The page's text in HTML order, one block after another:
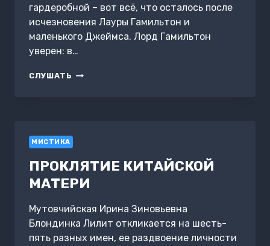
гардеробной – вот всё, что осталось после
исчезновения Лауры Гамильтон и
маленького Джеймса. Лорд Гамильтон
уверен: в…
СЛУШАТЬ ПОГАСНИ
МИСТИКА
ПРОКЛЯТИЕ КИТАЙСКОЙ
МАТЕРИ
Мутовчийская Ирина Зиновьевна
Блондинка Лилит откликается на шесть-
пять разных имен, ее раздвоение личности